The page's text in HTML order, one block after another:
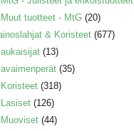
Muut tuotteet - MtG (20)
& Koristeet (677)
aukaisijat (13)
avaimenperät (35)
Koristeet (318)
Lasiset (126)
Muoviset (44)